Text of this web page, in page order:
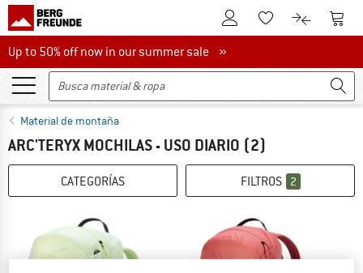
A la cuenta de cliente
A la lista de
A la A la
Up to 50% off now in our summer sale
Up to 50% off now in our summer sale »
Material de montaña
ARC'TERYX MOCHILAS - USO DIARIO (2)
CATEGORÍAS FILTROS 2